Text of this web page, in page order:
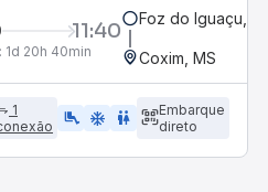
11:40
1d 20h 40min
Foz do Iguaçu,
Coxim, MS
1
airline_seat_legroom_extra ac_unit wc
Embarque
direto